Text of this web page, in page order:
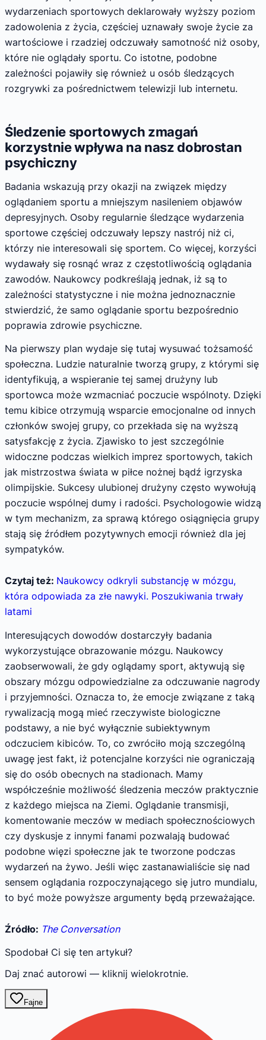
wydarzeniach sportowych deklarowały wyższy poziom
zadowolenia z życia, częściej uznawały swoje życie za
wartościowe i rzadziej odczuwały samotność niż osoby,
które nie oglądały sportu. Co istotne, podobne
zależności pojawiły się również u osób śledzących
rozgrywki za pośrednictwem telewizji lub internetu.
Śledzenie sportowych zmagań
korzystnie wpływa na nasz dobrostan
psychiczny
Badania wskazują przy okazji na związek między
oglądaniem sportu a mniejszym nasileniem objawów
depresyjnych. Osoby regularnie śledzące wydarzenia
sportowe częściej odczuwały lepszy nastrój niż ci,
którzy nie interesowali się sportem. Co więcej, korzyści
wydawały się rosnąć wraz z częstotliwością oglądania
zawodów. Naukowcy podkreślają jednak, iż są to
zależności statystyczne i nie można jednoznacznie
stwierdzić, że samo oglądanie sportu bezpośrednio
poprawia zdrowie psychiczne.
Na pierwszy plan wydaje się tutaj wysuwać tożsamość
społeczna. Ludzie naturalnie tworzą grupy, z którymi się
identyfikują, a wspieranie tej samej drużyny lub
sportowca może wzmacniać poczucie wspólnoty. Dzięki
temu kibice otrzymują wsparcie emocjonalne od innych
członków swojej grupy, co przekłada się na wyższą
satysfakcję z życia. Zjawisko to jest szczególnie
widoczne podczas wielkich imprez sportowych, takich
jak mistrzostwa świata w piłce nożnej bądź igrzyska
olimpijskie. Sukcesy ulubionej drużyny często wywołują
poczucie wspólnej dumy i radości. Psychologowie widzą
w tym mechanizm, za sprawą którego osiągnięcia grupy
stają się źródłem pozytywnych emocji również dla jej
sympatyków.
Czytaj też: Naukowcy odkryli substancję w mózgu,
która odpowiada za złe nawyki. Poszukiwania trwały
latami
Interesujących dowodów dostarczyły badania
wykorzystujące obrazowanie mózgu. Naukowcy
zaobserwowali, że gdy oglądamy sport, aktywują się
obszary mózgu odpowiedzialne za odczuwanie nagrody
i przyjemności. Oznacza to, że emocje związane z taką
rywalizacją mogą mieć rzeczywiste biologiczne
podstawy, a nie być wyłącznie subiektywnym
odczuciem kibiców. To, co zwróciło moją szczególną
uwagę jest fakt, iż potencjalne korzyści nie ograniczają
się do osób obecnych na stadionach. Mamy
współcześnie możliwość śledzenia meczów praktycznie
z każdego miejsca na Ziemi. Oglądanie transmisji,
komentowanie meczów w mediach społecznościowych
czy dyskusje z innymi fanami pozwalają budować
podobne więzi społeczne jak te tworzone podczas
wydarzeń na żywo. Jeśli więc zastanawialiście się nad
sensem oglądania rozpoczynającego się jutro mundialu,
to być może powyższe argumenty będą przeważające.
Źródło: The Conversation
Spodobał Ci się ten artykuł?
Daj znać autorowi — kliknij wielokrotnie.
Fajne